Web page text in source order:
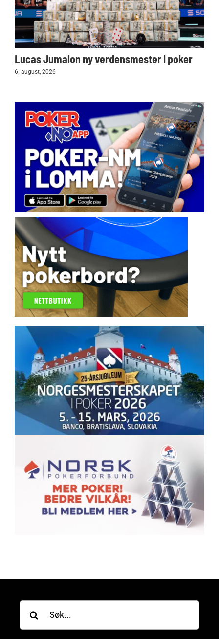
Lucas Jumalon ny verdensmester i poker
6. august, 2026
Søk
etter: